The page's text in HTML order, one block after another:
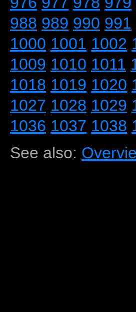
988 989 990 991
1000 1001 1002
1009 1010 1011
1018 1019 1020
1027 1028 1029
1036 1037 1038
See also: